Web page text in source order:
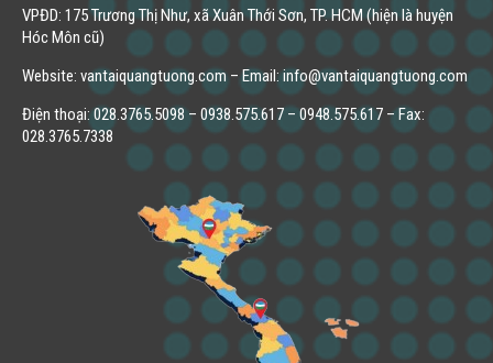
VPĐD: 175 Trương Thị Như, xã Xuân Thới Sơn, TP. HCM (hiện là huyện
Hóc Môn cũ)
Website: vantaiquangtuong.com – Email: info@vantaiquangtuong.com
Điện thoại: 028.3765.5098 – 0938.575.617 – 0948.575.617 – Fax:
028.3765.7338